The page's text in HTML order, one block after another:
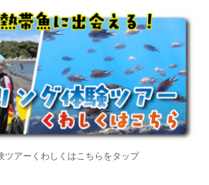
ツアーくわしくはこちらをタップ